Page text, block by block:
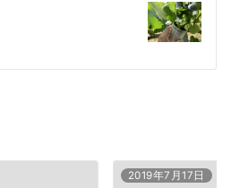
2019年7月17日